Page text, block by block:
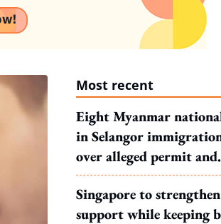
Most recent
Eight Myanmar
in Selangor
over alleged permit and
documentation offences
Singapore to
support while keeping